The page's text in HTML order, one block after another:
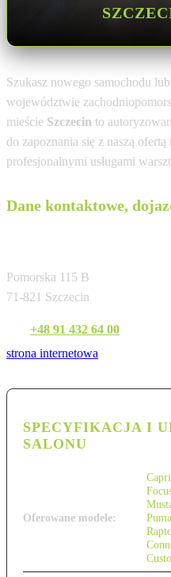
Szukasz nowego samochodu
województwie
mieście Szczecin to
do zapoznania się z naszą
profesjonalnymi usługami
Dane kontaktowe,
Pomorska 115 B
71-821 Szczecin
+48 91 432 64 00
strona internetowa
SPECYFIKACJA I
SALONU
Oferowane modele: